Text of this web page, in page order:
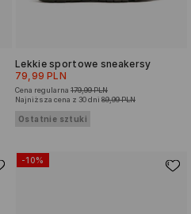
Lekkie sportowe sneakersy
79,99 PLN
Cena regularna 179,99 PLN
Najniższa cena z 30 dni 89,99 PLN
Ostatnie sztuki
-10%